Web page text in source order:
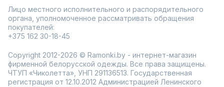
Лицо местного исполнительного и распорядительного
органа, уполномоченное рассматривать обращения
покупателей:
+375 162 30-18-45
Copyright 2012-2026 © Ramonki.by - интернет-магазин
фирменной белорусской одежды. Все права защищены.
ЧТУП «Чиколетта», УНП 291136513. Государственная
регистрация от 12.10.2012 Администрацией Ленинского